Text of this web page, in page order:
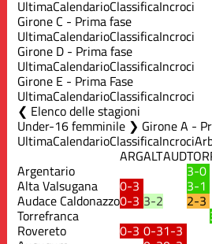
UltimaCalendarioClassificaIncroci
Girone C - Prima fase
UltimaCalendarioClassificaIncroci
Girone D - Prima fase
UltimaCalendarioClassificaIncroci
Girone E - Prima Fase
UltimaCalendarioClassificaIncroci
Elenco delle stagioni
Under-16 femminile ❯ Girone A -
UltimaCalendarioClassificaIncroci
ARGALTAUDTOR
Argentario 3-0
Alta Valsugana 0-3 3-1
Audace Caldonazzo0-3 3-2 2-3
Torrefranca
Rovereto 0-3 0-31-3